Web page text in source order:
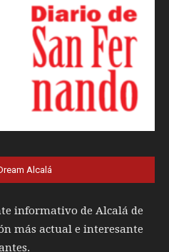
Alcalá
informativo de Alcalá de
más actual e interesante